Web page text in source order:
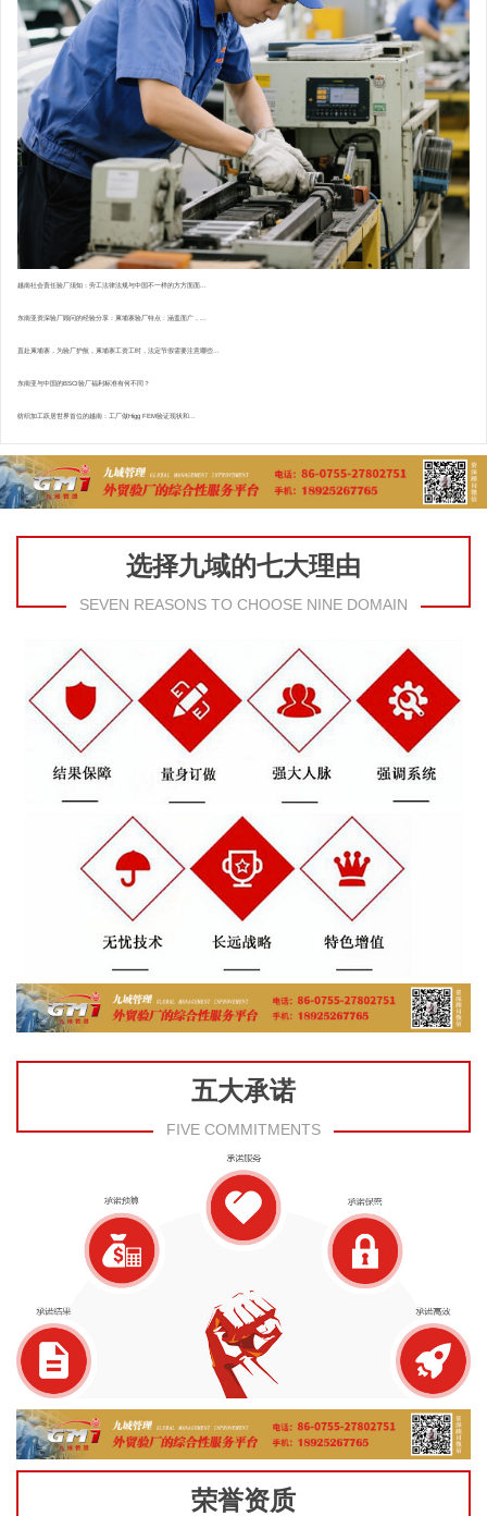
越南社会责任验厂须知：劳工法律法规与中国不一样的方方面面...
东南亚资深验厂顾问的经验分享：柬埔寨验厂特点 : 涵盖面广，...
直赴柬埔寨，为验厂护航，柬埔寨工资工时，法定节假需要注意哪些...
东南亚与中国的BSCI验厂福利标准有何不同？
纺织加工跃居世界首位的越南：工厂做Higg FEM验证现状和...
选择九域的七大理由
SEVEN REASONS TO CHOOSE NINE DOMAIN
五大承诺
FIVE COMMITMENTS
荣誉资质